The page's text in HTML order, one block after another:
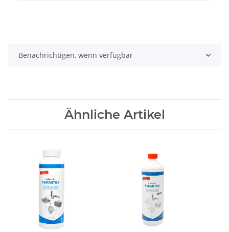
Benachrichtigen, wenn verfügbar
Ähnliche Artikel